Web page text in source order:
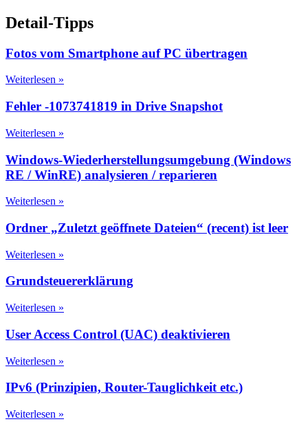
Detail-Tipps
Fotos vom Smartphone auf PC übertragen
Weiterlesen »
Fehler -1073741819 in Drive Snapshot
Weiterlesen »
Windows-Wiederherstellungsumgebung (Windows
RE / WinRE) analysieren / reparieren
Weiterlesen »
Ordner „Zuletzt geöffnete Dateien“ (recent) ist leer
Weiterlesen »
Grundsteuererklärung
Weiterlesen »
User Access Control (UAC) deaktivieren
Weiterlesen »
IPv6 (Prinzipien, Router-Tauglichkeit etc.)
Weiterlesen »